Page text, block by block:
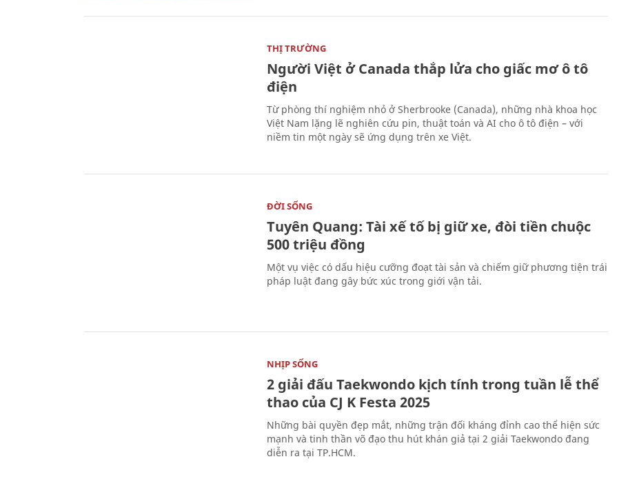
THỊ TRƯỜNG
Người Việt ở Canada thắp lửa cho giấc mơ ô tô
điện
Từ phòng thí nghiệm nhỏ ở Sherbrooke (Canada), những nhà khoa học
Việt Nam lặng lẽ nghiên cứu pin, thuật toán và AI cho ô tô điện – với
niềm tin một ngày sẽ ứng dụng trên xe Việt.
ĐỜI SỐNG
Tuyên Quang: Tài xế tố bị giữ xe, đòi tiền chuộc
500 triệu đồng
Một vụ việc có dấu hiệu cưỡng đoạt tài sản và chiếm giữ phương tiện trái
pháp luật đang gây bức xúc trong giới vận tải.
NHỊP SỐNG
2 giải đấu Taekwondo kịch tính trong tuần lễ thể
thao của CJ K Festa 2025
Những bài quyền đẹp mắt, những trận đối kháng đỉnh cao thể hiện sức
mạnh và tinh thần võ đạo thu hút khán giả tại 2 giải Taekwondo đang
diễn ra tại TP.HCM.